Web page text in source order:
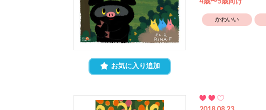
お気に入り追加
4歳〜5歳向け
かわいい